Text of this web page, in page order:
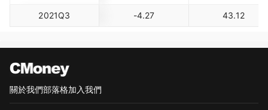
2021Q3 -4.27 43.12
關於我們部落格加入我們